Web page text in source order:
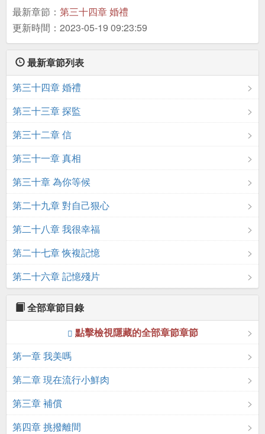
最新章節： 第三十四章 婚禮
更新時間：2023-05-19 09:23:59
最新章節列表
第三十四章 婚禮
第三十三章 探監
第三十二章 信
第三十一章 真相
第三十章 為你等候
第二十九章 對自己狠心
第二十八章 我很幸福
第二十七章 恢複記憶
第二十六章 記憶殘片
全部章節目錄
點擊檢視隱藏的全部章節章節
第一章 我美嗎
第二章 現在流行小鮮肉
第三章 補償
第四章 挑撥離間